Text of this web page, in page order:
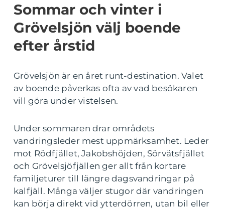
Sommar och vinter i
Grövelsjön välj boende
efter årstid
Grövelsjön är en året runt-destination. Valet
av boende påverkas ofta av vad besökaren
vill göra under vistelsen.
Under sommaren drar områdets
vandringsleder mest uppmärksamhet. Leder
mot Rödfjället, Jakobshöjden, Sörvätsfjället
och Grövelsjöfjällen ger allt från kortare
familjeturer till längre dagsvandringar på
kalfjäll. Många väljer stugor där vandringen
kan börja direkt vid ytterdörren, utan bil eller